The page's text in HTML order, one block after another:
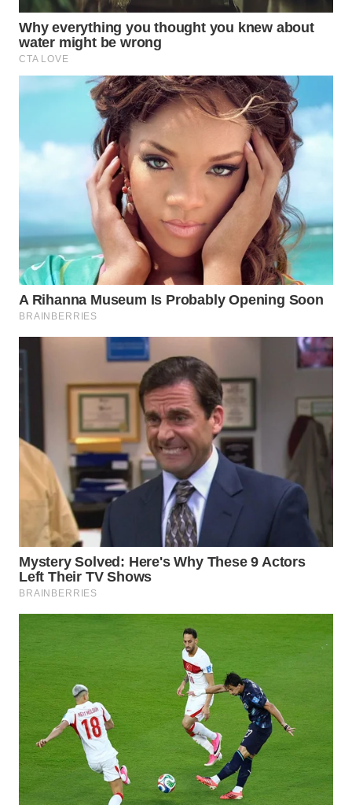
SURABAYA
WN
NATUNA
MANDALIKA
WN
LIKUPANG
WN
LABUANBAJO
WN
Media
WAHANA
NEWS
WAHANA
TANI
WAHANA
ADVOKAT
INFRASTRUKTUR
WAHANA
KONSUMEN
WAHANA
LISTRIK